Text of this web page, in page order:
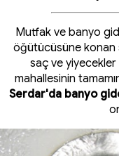
Mutfak ve banyo
öğütücüsüne konan
saç ve
mahallesinin
Serdar'da banyo